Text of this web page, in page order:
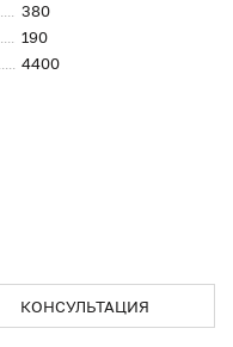
380
190
4400
КОНСУЛЬТАЦИЯ